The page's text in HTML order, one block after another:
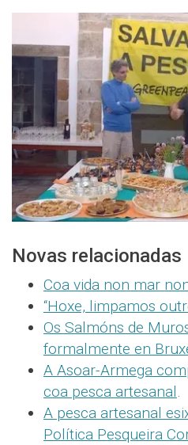
Novas relacionadas
Coa vida non mar
“Hoxe, limpamos
Os Salmóns de
formalmente en
A Asoar-Armega
coa pesca artesanal
A pesca artesanal
Política Pesqueira